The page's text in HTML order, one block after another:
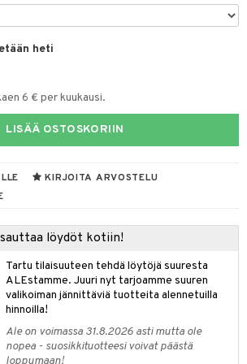
heti
6 € per kuukausi.
LISÄÄ OSTOSKORIIN
KIRJOITA ARVOSTELU
löydöt kotiin!
Tartu tilaisuuteen tehdä löytöjä suuresta
ALEstamme. Juuri nyt tarjoamme suuren
valikoiman jännittäviä tuotteita alennetuilla
hinnoilla!
Ale on voimassa 31.8.2026 asti mutta ole
nopea - suosikkituotteesi voivat päästä
loppumaan!